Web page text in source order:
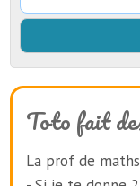
Toto fait
La prof de